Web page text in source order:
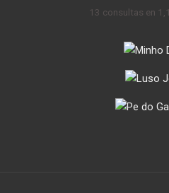
13 consultas en